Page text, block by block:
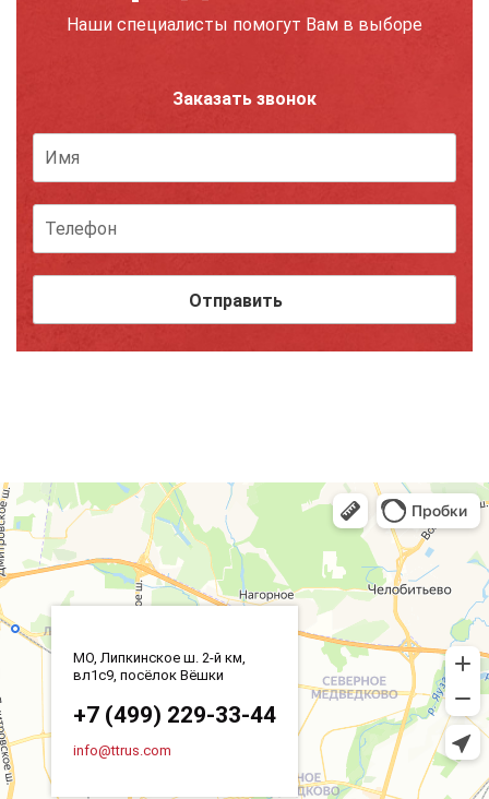
Наши специалисты помогут Вам в выборе
Заказать звонок
МО, Липкинское ш. 2-й км,
вл1с9, посёлок Вёшки
+7 (499) 229-33-44
info@ttrus.com